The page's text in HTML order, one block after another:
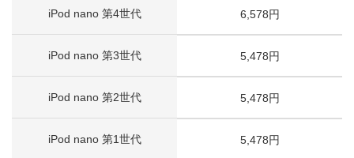
iPod nano 第4世代 6,578円
iPod nano 第3世代 5,478円
iPod nano 第2世代 5,478円
iPod nano 第1世代 5,478円